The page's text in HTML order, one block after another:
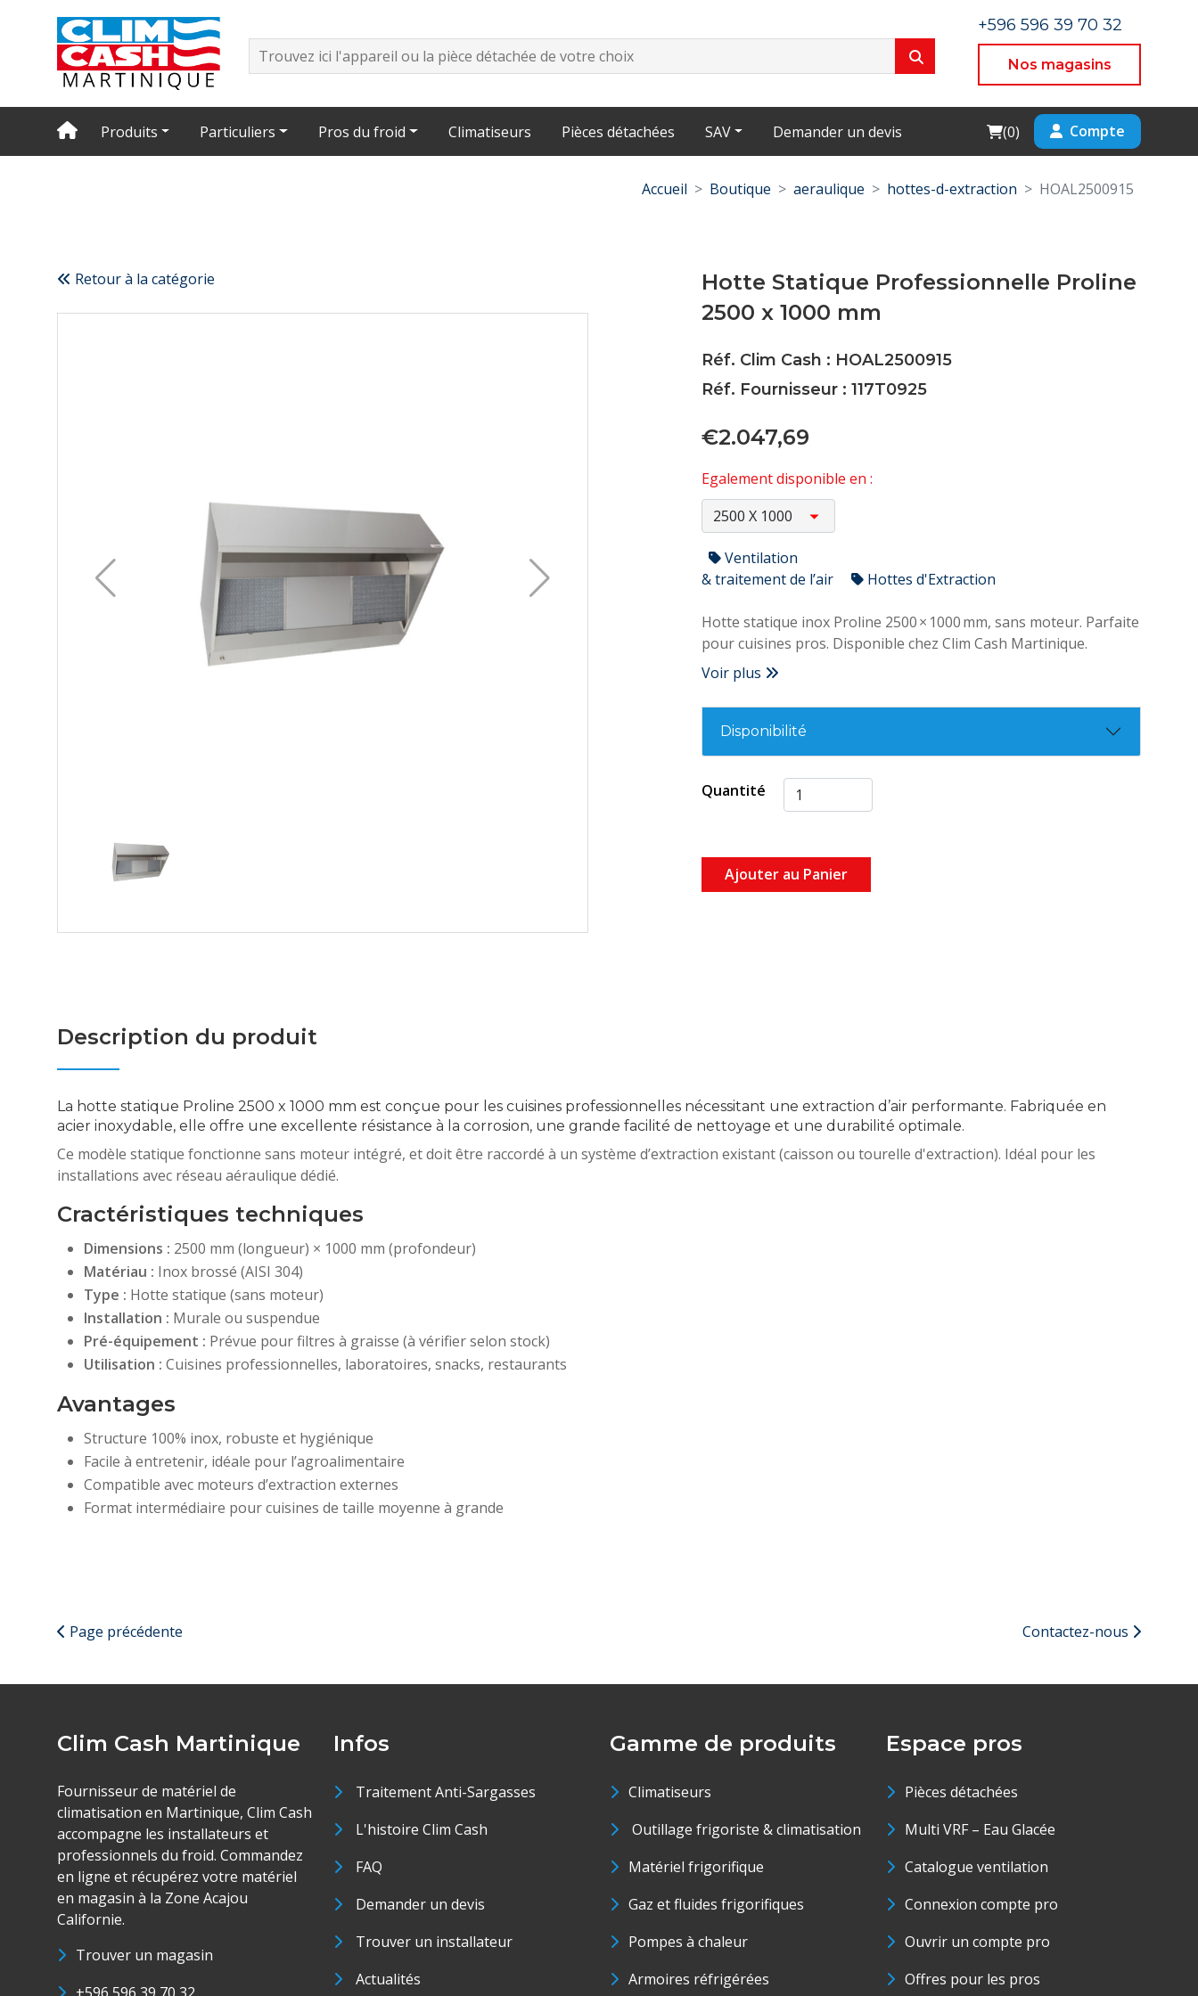
+596 596 39 70 32
Nos magasins
Produits Particuliers Pros du froid Climatiseurs Pièces détachées SAV Demander un devis Cart
(0) Compte
Accueil Boutique aeraulique hottes-d-extraction HOAL2500915
Retour à la catégorie
Hotte Statique Professionnelle Proline
2500 x 1000 mm
Réf. Clim Cash : HOAL2500915
Réf. Fournisseur : 117T0925
€2.047,69
Egalement disponible en :
Ventilation
& traitement de l’air
Hottes d'Extraction
Hotte statique inox Proline 2500 × 1000 mm, sans moteur. Parfaite
pour cuisines pros. Disponible chez Clim Cash Martinique.
Voir plus
Disponibilité
Quantité
Ajouter au Panier
Description du produit
La hotte statique Proline 2500 x 1000 mm est conçue pour les cuisines professionnelles nécessitant une extraction d’air performante. Fabriquée en
acier inoxydable, elle offre une excellente résistance à la corrosion, une grande facilité de nettoyage et une durabilité optimale.
Ce modèle statique fonctionne sans moteur intégré, et doit être raccordé à un système d’extraction existant (caisson ou tourelle d'extraction). Idéal pour les
installations avec réseau aéraulique dédié.
Cractéristiques techniques
Dimensions : 2500 mm (longueur) × 1000 mm (profondeur)
Matériau : Inox brossé (AISI 304)
Type : Hotte statique (sans moteur)
Installation : Murale ou suspendue
Pré-équipement : Prévue pour filtres à graisse (à vérifier selon stock)
Utilisation : Cuisines professionnelles, laboratoires, snacks, restaurants
Avantages
Structure 100% inox, robuste et hygiénique
Facile à entretenir, idéale pour l’agroalimentaire
Compatible avec moteurs d’extraction externes
Format intermédiaire pour cuisines de taille moyenne à grande
Page précédente Contactez-nous
Clim Cash Martinique
Fournisseur de matériel de
climatisation en Martinique, Clim Cash
accompagne les installateurs et
professionnels du froid. Commandez
en ligne et récupérez votre matériel
en magasin à la Zone Acajou
Californie.
Trouver un magasin
Infos
Traitement Anti-Sargasses
L'histoire Clim Cash
FAQ
Demander un devis
Trouver un installateur
Actualités
Gamme de produits
Climatiseurs
Outillage frigoriste & climatisation
Matériel frigorifique
Gaz et fluides frigorifiques
Pompes à chaleur
Armoires réfrigérées
Espace pros
Pièces détachées
Multi VRF – Eau Glacée
Catalogue ventilation
Connexion compte pro
Ouvrir un compte pro
Offres pour les pros